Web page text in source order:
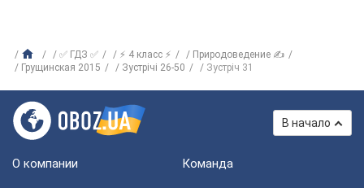
✅ ГДЗ ✅ ⚡ 4 класс ⚡
Природоведение ✍
Грущинская 2015
Зустрічі 26-50 Зустріч 31
В начало
О компании Команда